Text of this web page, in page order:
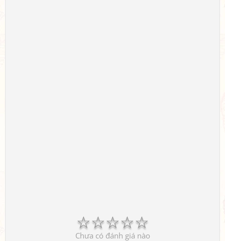
☆
☆
☆
☆
☆
Chưa có đánh giá nào